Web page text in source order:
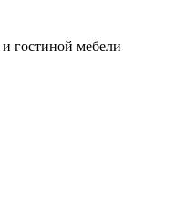
гостиной мебели